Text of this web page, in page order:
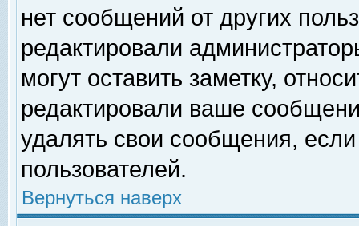
нет сообщений от других
редактировали
могут оставить заметку,
редактировали ваше
удалять свои сообщения,
пользователей.
Вернуться наверх